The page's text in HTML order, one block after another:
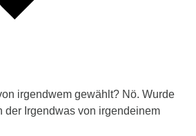
irgendwem gewählt? Nö. Wurde
der Irgendwas von irgendeinem